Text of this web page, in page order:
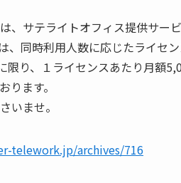
、サテライトオフィス提供サー
、同時利用人数に応じたライセ
限り、１ライセンスあたり月額
ります。
いませ。
telework.jp/archives/716